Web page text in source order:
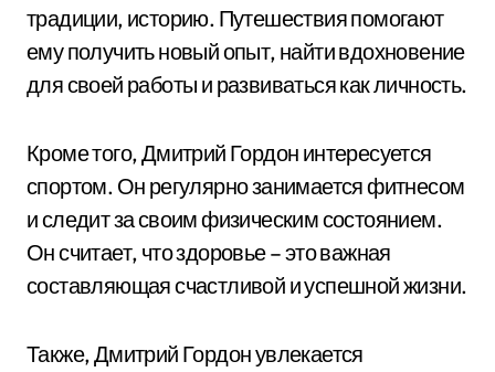
традиции, историю. Путешествия помогают
ему получить новый опыт, найти вдохновение
для своей работы и развиваться как личность.
Кроме того, Дмитрий Гордон интересуется
спортом. Он регулярно занимается фитнесом
и следит за своим физическим состоянием.
Он считает, что здоровье – это важная
составляющая счастливой и успешной жизни.
Также, Дмитрий Гордон увлекается